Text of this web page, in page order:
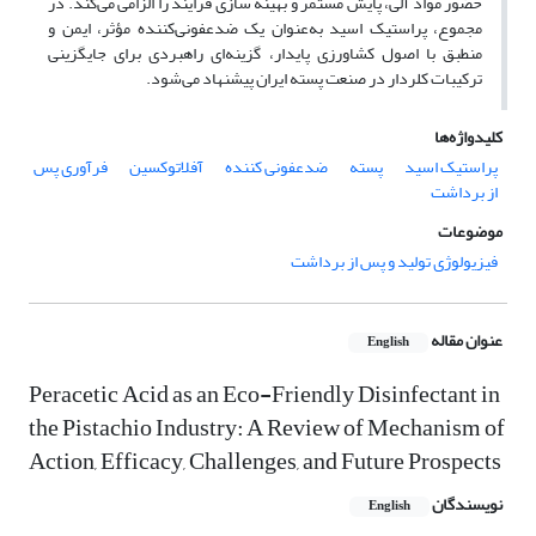
مجموع، پراستیک اسید به‌عنوان یک ضدعفونی‌کننده مؤثر، ایمن و
منطبق با اصول کشاورزی پایدار، گزینه‌ای راهبردی برای جایگزینی
ترکیبات کلردار در صنعت پسته ایران پیشنهاد می‌شود.
کلیدواژه‌ها
پراستیک اسید
پسته ‌ضدعفونی کننده آفلاتوکسین فرآوری پس
از برداشت
موضوعات
فیزیولوژی تولید و پس از برداشت
عنوان مقاله English
Peracetic Acid as an Eco-Friendly Disinfectant in
the Pistachio Industry: A Review of Mechanism of
Action, Efficacy, Challenges, and Future Prospects
نویسندگان English